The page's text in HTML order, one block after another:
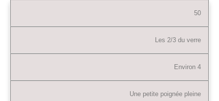
50
Les 2/3 du verre
Environ 4
Une petite poignée pleine